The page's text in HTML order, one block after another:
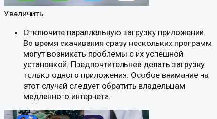
Увеличить
Отключите параллельную загрузку приложений.
Во время скачивания сразу нескольких программ
могут возникать проблемы с их успешной
установкой. Предпочтительнее делать загрузку
только одного приложения. Особое внимание на
этот случай следует обратить владельцам
медленного интернета.